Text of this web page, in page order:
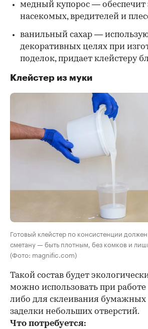
медный купорос — обеспечит
насекомых, вредителей и
ванильный сахар —
декоративных целях при
поделок, придает клейстеру
Клейстер из муки
Готовый клейстер по консистенции
сметану — быть плотным, без комков и
(Фото: magnific.com)
Такой состав будет
можно использовать при
либо для склеивания бумажных
заделки небольших отверстий.
Что потребуется: